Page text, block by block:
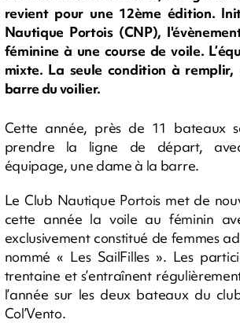
revient pour une 12ème édition.
Nautique Portois (CNP),
féminine à une course de voile.
mixte. La seule condition à
barre du voilier.
Cette année, près de 11 bateaux
prendre la ligne de départ,
équipage, une dame à la barre.
Le Club Nautique Portois met de
cette année la voile au féminin
exclusivement constitué de femmes
nommé « Les SailFilles ». Les
trentaine et s’entraînent
l’année sur les deux bateaux du
Col’Vento.